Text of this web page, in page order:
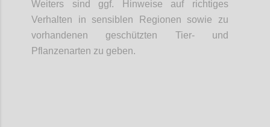
Weiters sind ggf. Hinweise auf richtiges
Verhalten in sensiblen Regionen sowie zu
vorhandenen geschützten Tier- und
Pflanzenarten zu geben.